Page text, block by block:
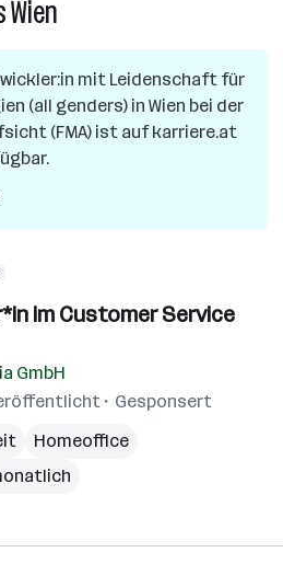
Wien
Jobs
in
Wien
mit Leidenschaft für
(all genders) in Wien bei der
(FMA) ist auf karriere.at
im Customer Service
GmbH
Gesponsert
Homeoffice